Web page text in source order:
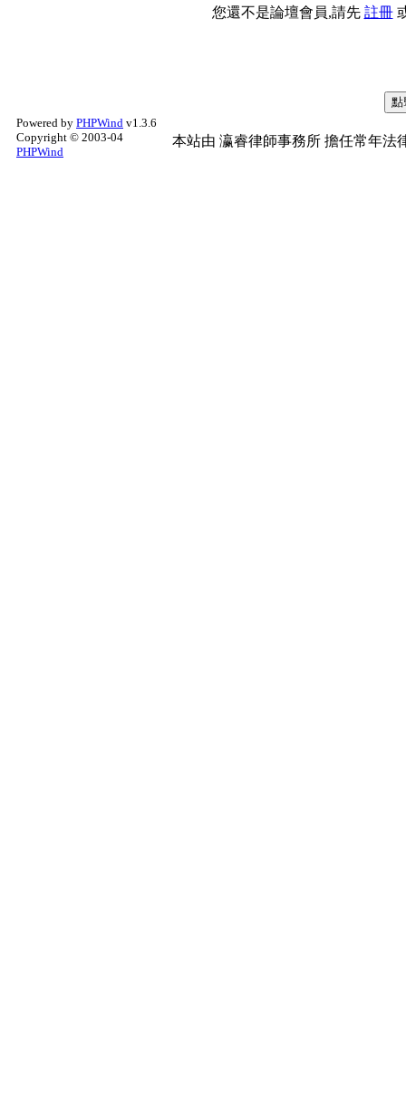
您還不是論壇會員,請先 註冊
Powered by PHPWind v1.3.6
Copyright © 2003-04
PHPWind
本站由 瀛睿律師事務所 擔任常年法